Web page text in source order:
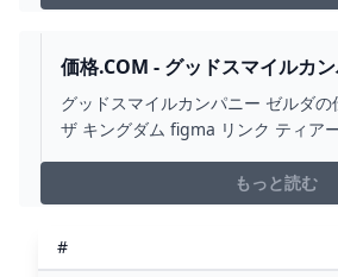
価格.COM - グッドスマイルカ
説 ティアーズ オブ ザ キングダ
ティアーズ オブ ザ キングダム
グッドスマイルカンパニー ゼルダ
ザ キングダム figma リンク ティア
のは価格.comならでは。製品レビュ
ます。
もっと読む
#